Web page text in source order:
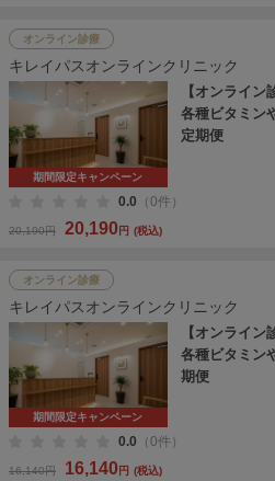
オンライン診療
キレイパスオンラインクリニック
期間限定キャンペーン
【オンライン
各種ビタミン
定期便
0.0 （0件）
20,190円 20,190円 (税込)
オンライン診療
キレイパスオンラインクリニック
期間限定キャンペーン
【オンライン
各種ビタミン
期便
0.0 （0件）
16,140円 16,140円 (税込)